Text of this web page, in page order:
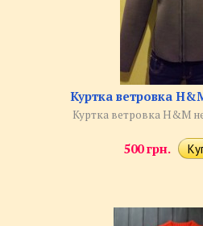
Куртка ветровка
Куртка ветровка H&M
500 грн.